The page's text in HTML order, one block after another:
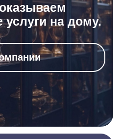
услуги на дому.